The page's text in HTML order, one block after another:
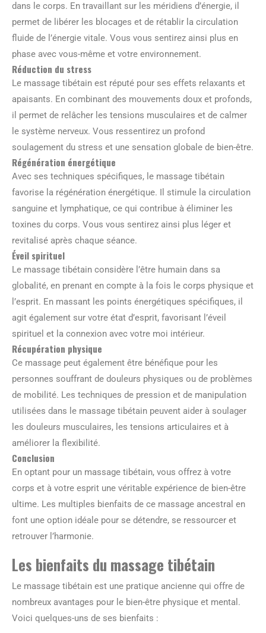
dans le corps. En travaillant sur les méridiens d’énergie, il
permet de libérer les blocages et de rétablir la circulation
fluide de l’énergie vitale. Vous vous sentirez ainsi plus en
phase avec vous-même et votre environnement.
Réduction du stress
Le massage tibétain est réputé pour ses effets relaxants et
apaisants. En combinant des mouvements doux et profonds,
il permet de relâcher les tensions musculaires et de calmer
le système nerveux. Vous ressentirez un profond
soulagement du stress et une sensation globale de bien-être.
Régénération énergétique
Avec ses techniques spécifiques, le massage tibétain
favorise la régénération énergétique. Il stimule la circulation
sanguine et lymphatique, ce qui contribue à éliminer les
toxines du corps. Vous vous sentirez ainsi plus léger et
revitalisé après chaque séance.
Éveil spirituel
Le massage tibétain considère l’être humain dans sa
globalité, en prenant en compte à la fois le corps physique et
l’esprit. En massant les points énergétiques spécifiques, il
agit également sur votre état d’esprit, favorisant l’éveil
spirituel et la connexion avec votre moi intérieur.
Récupération physique
Ce massage peut également être bénéfique pour les
personnes souffrant de douleurs physiques ou de problèmes
de mobilité. Les techniques de pression et de manipulation
utilisées dans le massage tibétain peuvent aider à soulager
les douleurs musculaires, les tensions articulaires et à
améliorer la flexibilité.
Conclusion
En optant pour un massage tibétain, vous offrez à votre
corps et à votre esprit une véritable expérience de bien-être
ultime. Les multiples bienfaits de ce massage ancestral en
font une option idéale pour se détendre, se ressourcer et
retrouver l’harmonie.
Les bienfaits du massage tibétain
Le massage tibétain est une pratique ancienne qui offre de
nombreux avantages pour le bien-être physique et mental.
Voici quelques-uns de ses bienfaits :